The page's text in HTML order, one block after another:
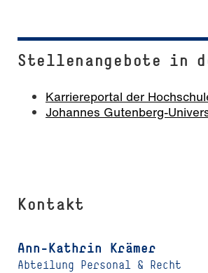
Stel­len­an­ge­bo­te in
Karriereportal der
Johannes Gutenberg-
Kontakt
Ann-Kathrin Krämer
Abteilung Personal & Recht